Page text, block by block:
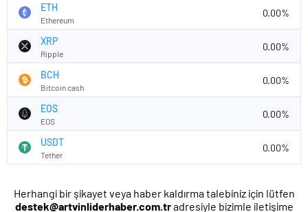
ETH
Ethereum
0.00%
XRP
Ripple
0.00%
BCH
Bitcoin cash
0.00%
EOS
EOS
0.00%
USDT
Tether
0.00%
Herhangi bir şikayet veya haber kaldırma talebiniz için lütfen
destek@artvinliderhaber.com.tradresiyle bizimle iletişime